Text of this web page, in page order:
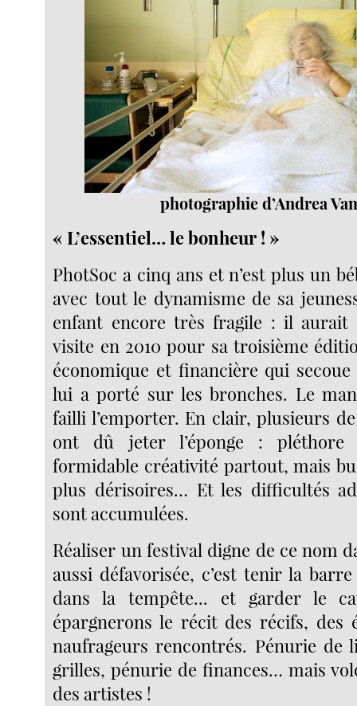
photographie d’Andrea
« L’essentiel… le bonheur ! »
PhotSoc a cinq ans et n’est plus un
avec tout le dynamisme de sa
enfant encore très fragile : il aurait
visite en 2010 pour sa troisième
économique et financière qui
lui a porté sur les bronches. Le
failli l’emporter. En clair, plusieurs
ont dû jeter l’éponge : pléthore
formidable créativité partout, mais
plus dérisoires… Et les difficultés
sont accumulées.
Réaliser un festival digne de ce nom
aussi défavorisée, c’est tenir la
dans la tempête... et garder le
épargnerons le récit des récifs, des
naufrageurs rencontrés. Pénurie de
grilles, pénurie de finances… mais
des artistes !